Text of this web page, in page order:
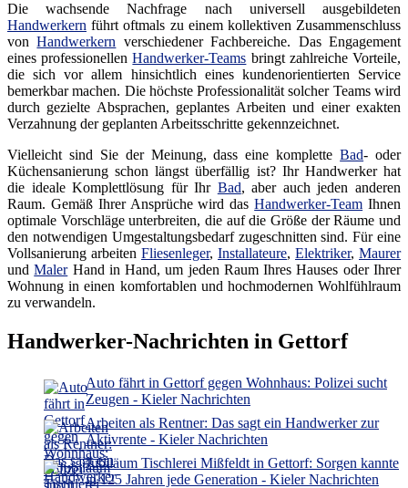
Die wachsende Nachfrage nach universell ausgebildeten
Handwerkern führt oftmals zu einem kollektiven Zusammenschluss
vonHandwerkern verschiedener Fachbereiche. Das Engagement
eines professionellenHandwerker-Teams bringt zahlreiche Vorteile,
die sich vor allem hinsichtlich eines kundenorientierten Service
bemerkbar machen. Die höchste Professionalität solcher Teams wird
durch gezielte Absprachen, geplantes Arbeiten und einer exakten
Verzahnung der geplanten Arbeitsschritte gekennzeichnet.
Vielleicht sind Sie der Meinung, dass eine kompletteBad- oder
Küchensanierung schon längst überfällig ist? Ihr Handwerker hat
die ideale Komplettlösung für Ihr Bad, aber auch jeden anderen
Raum. Gemäß Ihrer Ansprüche wird dasHandwerker-Team Ihnen
optimale Vorschläge unterbreiten, die auf die Größe der Räume und
den notwendigen Umgestaltungsbedarf zugeschnitten sind. Für eine
Vollsanierung arbeiten Fliesenleger, Installateure, Elektriker, Maurer
undMalerHand in Hand, um jeden Raum Ihres Hauses oder Ihrer
Wohnung in einen komfortablen und hochmodernen Wohlfühlraum
zu verwandeln.
Handwerker-Nachrichten in Gettorf
Auto fährt in Gettorf gegen Wohnhaus: Polizei sucht
Zeugen - Kieler Nachrichten
Arbeiten als Rentner: Das sagt ein Handwerker zur
Aktivrente - Kieler Nachrichten
Jubiläum Tischlerei Mißfeldt in Gettorf: Sorgen kannte
in 125 Jahren jede Generation - Kieler Nachrichten